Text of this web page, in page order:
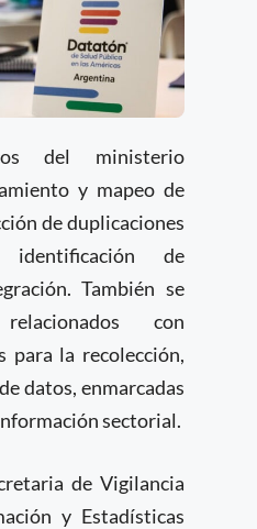
del ministerio
y mapeo de
de duplicaciones
de
También se
con
para la recolección,
datos, enmarcadas
sectorial.
de Vigilancia
y Estadísticas